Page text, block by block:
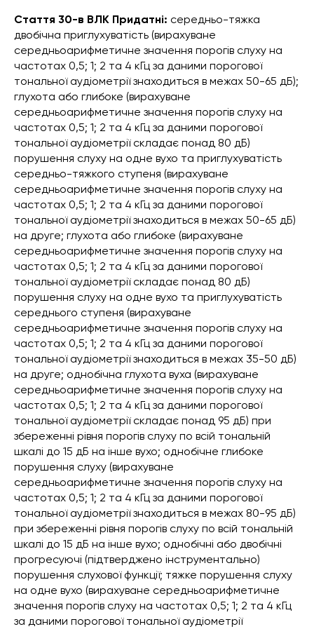
Стаття 30-в ВЛК Придатні: середньо-тяжка
двобічна приглухуватість (вирахуване
середньоарифметичне значення порогів слуху на
частотах 0,5; 1; 2 та 4 кГц за даними порогової
тональної аудіометрії знаходиться в межах 50-65 дБ);
глухота або глибоке (вирахуване
середньоарифметичне значення порогів слуху на
частотах 0,5; 1; 2 та 4 кГц за даними порогової
тональної аудіометрії складає понад 80 дБ)
порушення слуху на одне вухо та приглухуватість
середньо-тяжкого ступеня (вирахуване
середньоарифметичне значення порогів слуху на
частотах 0,5; 1; 2 та 4 кГц за даними порогової
тональної аудіометрії знаходиться в межах 50-65 дБ)
на друге; глухота або глибоке (вирахуване
середньоарифметичне значення порогів слуху на
частотах 0,5; 1; 2 та 4 кГц за даними порогової
тональної аудіометрії складає понад 80 дБ)
порушення слуху на одне вухо та приглухуватість
середнього ступеня (вирахуване
середньоарифметичне значення порогів слуху на
частотах 0,5; 1; 2 та 4 кГц за даними порогової
тональної аудіометрії знаходиться в межах 35-50 дБ)
на друге; однобічна глухота вуха (вирахуване
середньоарифметичне значення порогів слуху на
частотах 0,5; 1; 2 та 4 кГц за даними порогової
тональної аудіометрії складає понад 95 дБ) при
збереженні рівня порогів слуху по всій тональній
шкалі до 15 дБ на інше вухо; однобічне глибоке
порушення слуху (вирахуване
середньоарифметичне значення порогів слуху на
частотах 0,5; 1; 2 та 4 кГц за даними порогової
тональної аудіометрії знаходиться в межах 80-95 дБ)
при збереженні рівня порогів слуху по всій тональній
шкалі до 15 дБ на інше вухо; однобічні або двобічні
прогресуючі (підтверджено інструментально)
порушення слухової функції; тяжке порушення слуху
на одне вухо (вирахуване середньоарифметичне
значення порогів слуху на частотах 0,5; 1; 2 та 4 кГц
за даними порогової тональної аудіометрії